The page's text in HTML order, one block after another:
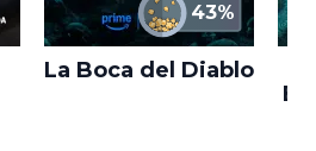
43%
La Boca del Diablo